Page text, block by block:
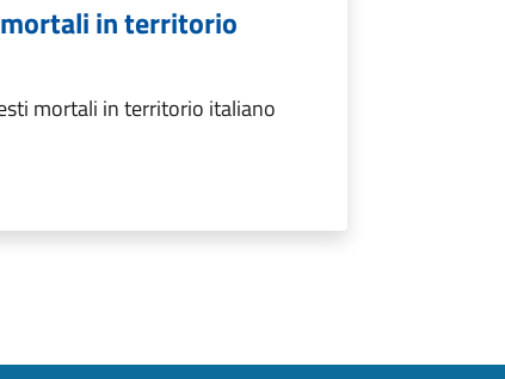
in territorio
mortali in territorio italiano